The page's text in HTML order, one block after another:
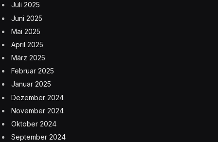
Juli 2025
Juni 2025
Mai 2025
April 2025
März 2025
Februar 2025
Januar 2025
Dezember 2024
November 2024
Oktober 2024
September 2024